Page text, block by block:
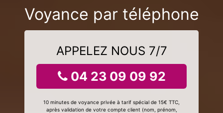
Voyance par téléphone
APPELEZ NOUS 7/7
04 23 09 09 92
10 minutes de voyance privée à tarif spécial de 15€ TTC,
après validation de votre compte client (nom, prénom,